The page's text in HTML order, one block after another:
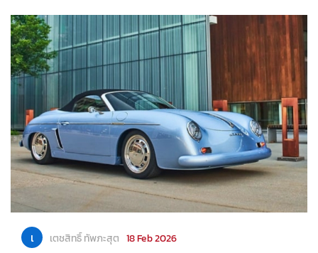
เ เตชสิทธิ์ ทัพภะสุต 18 Feb 2026